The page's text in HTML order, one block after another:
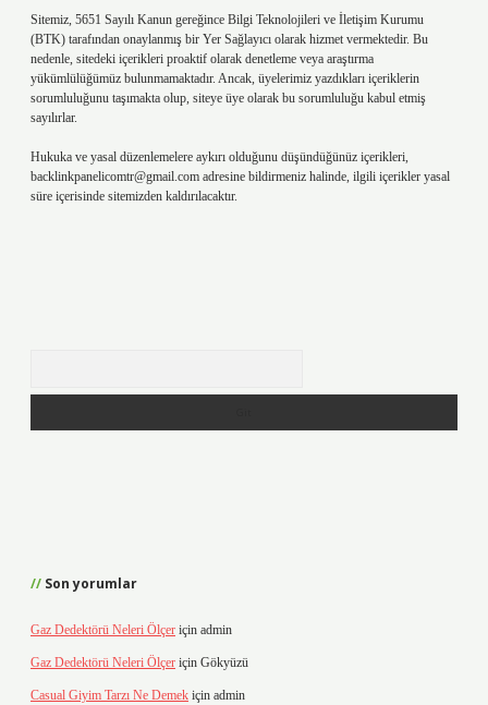
Sitemiz, 5651 Sayılı Kanun gereğince Bilgi Teknolojileri ve İletişim Kurumu
(BTK) tarafından onaylanmış bir Yer Sağlayıcı olarak hizmet vermektedir. Bu
nedenle, sitedeki içerikleri proaktif olarak denetleme veya araştırma
yükümlülüğümüz bulunmamaktadır. Ancak, üyelerimiz yazdıkları içeriklerin
sorumluluğunu taşımakta olup, siteye üye olarak bu sorumluluğu kabul etmiş
sayılırlar.
Hukuka ve yasal düzenlemelere aykırı olduğunu düşündüğünüz içerikleri,
backlinkpanelicomtr@gmail.com adresine bildirmeniz halinde, ilgili içerikler yasal
süre içerisinde sitemizden kaldırılacaktır.
Son yorumlar
Gaz Dedektörü Neleri Ölçer için admin
Gaz Dedektörü Neleri Ölçer için Gökyüzü
Casual Giyim Tarzı Ne Demek için admin